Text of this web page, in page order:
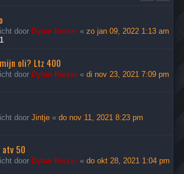
door Dylan Keizer « zo jan 09, 2022 1:13 am
oli? Ltz 400
door Dylan Keizer « di nov 23, 2021 7:09 pm
door Jintje « do nov 11, 2021 8:23 pm
atv 50
door Dylan Keizer « do okt 28, 2021 1:04 pm